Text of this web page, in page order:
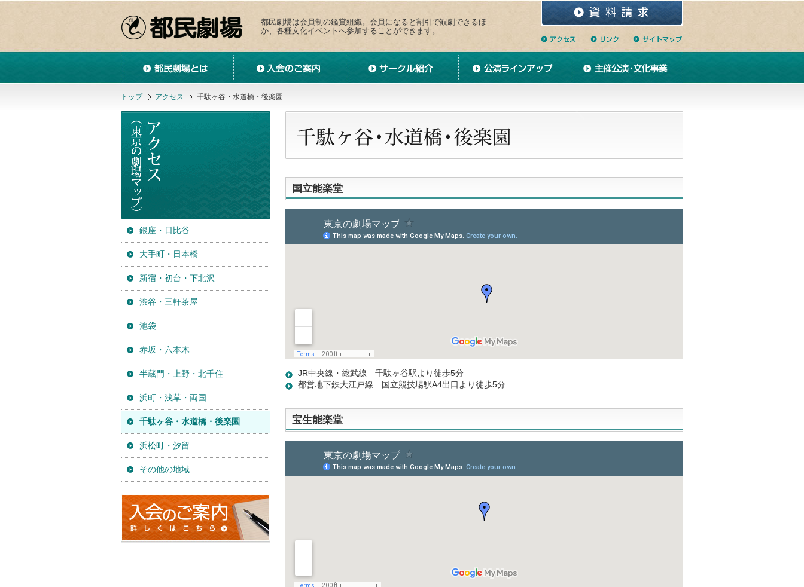
都民劇場は会員制の鑑賞組織。会員になると割引で観劇できるほ
か、各種文化イベントへ参加することができます。
アクセス リンク サイトマップ
トップ アクセス 千駄ヶ谷・水道橋・後楽園
銀座・日比谷
大手町・日本橋
新宿・初台・下北沢
渋谷・三軒茶屋
池袋
赤坂・六本木
半蔵門・上野・北千住
浜町・浅草・両国
千駄ヶ谷・水道橋・後楽園
浜松町・汐留
その他の地域
国立能楽堂
JR中央線・総武線 千駄ヶ谷駅より徒歩5分
都営地下鉄大江戸線 国立競技場駅A4出口より徒歩5分
宝生能楽堂